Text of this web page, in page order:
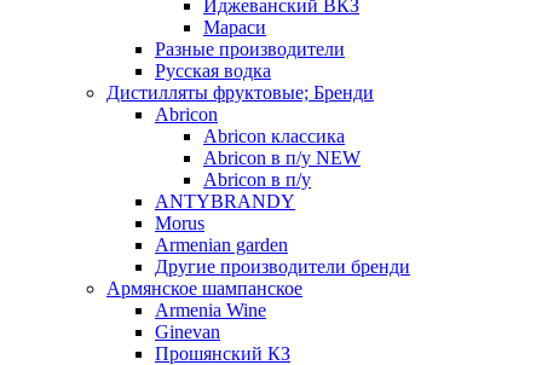
Иджеванский ВКЗ
Мараси
Разные производители
Русская водка
Дистилляты фруктовые; Бренди
Abricon
Abricon классика
Abricon в п/у NEW
Abricon в п/у
ANTYBRANDY
Morus
Armenian garden
Другие производители бренди
Армянское шампанское
Armenia Wine
Ginevan
Прошянский КЗ